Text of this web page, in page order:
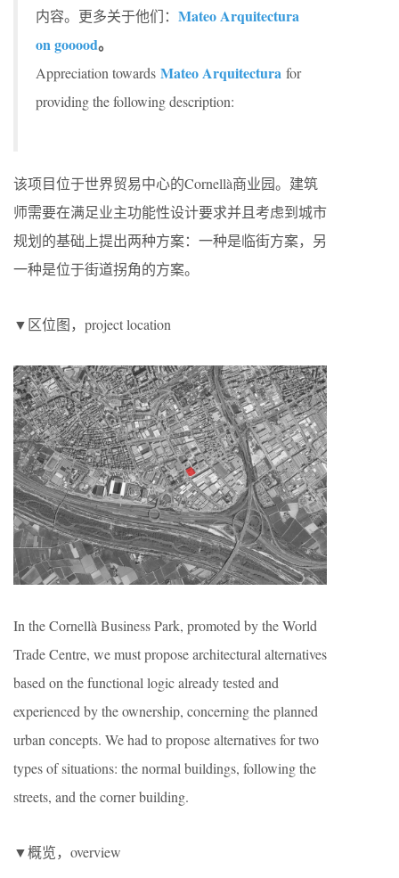
内容。更多关于他们： Mateo Arquitectura
on gooood。
Appreciation towards Mateo Arquitectura for
providing the following description:
该项目位于世界贸易中心的Cornellà商业园。建筑
师需要在满足业主功能性设计要求并且考虑到城市
规划的基础上提出两种方案：一种是临街方案，另
一种是位于街道拐角的方案。
▼区位图，project location
In the Cornellà Business Park, promoted by the World
Trade Centre, we must propose architectural alternatives
based on the functional logic already tested and
experienced by the ownership, concerning the planned
urban concepts. We had to propose alternatives for two
types of situations: the normal buildings, following the
streets, and the corner building.
▼概览，overview